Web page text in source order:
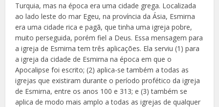
Turquia, mas na época era uma cidade grega. Localizada
ao lado leste do mar Egeu, na província da Ásia, Esmirna
era uma cidade rica e pagã, que tinha uma igreja pobre,
muito perseguida, porém fiel a Deus. Essa mensagem para
a igreja de Esmirna tem três aplicações. Ela serviu (1) para
a igreja da cidade de Esmirna na época em que o
Apocalipse foi escrito; (2) aplica-se também a todas as
igrejas que existiram durante o período profético da igreja
de Esmirna, entre os anos 100 e 313; e (3) também se
aplica de modo mais amplo a todas as igrejas de qualquer